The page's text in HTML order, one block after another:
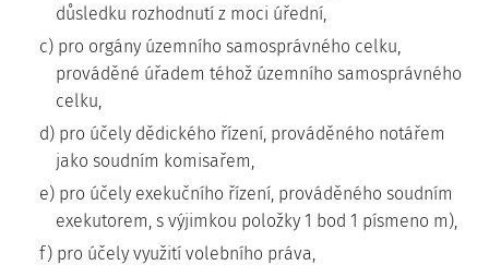
důsledku rozhodnutí z moci úřední,
c) pro orgány územního samosprávného celku,
prováděné úřadem téhož územního samosprávného
celku,
d) pro účely dědického řízení, prováděného notářem
jako soudním komisařem,
e) pro účely exekučního řízení, prováděného soudním
exekutorem, s výjimkou položky 1 bod 1 písmeno m),
f) pro účely využití volebního práva,